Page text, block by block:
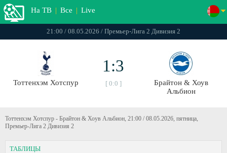
На ТВ | Все | Live
21:00 / 08.05.2026 / Премьер-Лига 2 Дивизия 2
Тоттенхэм Хотспур
1:3
[ 0:0 ]
Брайтон & Хоув
Альбион
Тоттенхэм Хотспур - Брайтон & Хоув Альбион, 21:00 / 08.05.2026, пятница,
Премьер-Лига 2 Дивизия 2
ТАБЛИЦЫ